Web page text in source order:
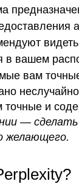
в вашем
вам
и
—
желающего.